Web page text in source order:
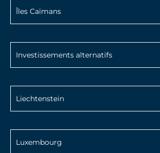
Îles Caïmans
Investissements alternatifs
Liechtenstein
Luxembourg